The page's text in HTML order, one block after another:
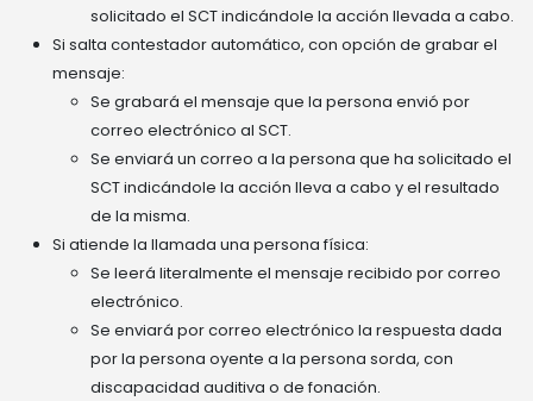
solicitado el SCT indicándole la acción llevada a cabo.
Si salta contestador automático, con opción de grabar el
mensaje:
Se grabará el mensaje que la persona envió por
correo electrónico al SCT.
Se enviará un correo a la persona que ha solicitado el
SCT indicándole la acción lleva a cabo y el resultado
de la misma.
Si atiende la llamada una persona física:
Se leerá literalmente el mensaje recibido por correo
electrónico.
Se enviará por correo electrónico la respuesta dada
por la persona oyente a la persona sorda, con
discapacidad auditiva o de fonación.